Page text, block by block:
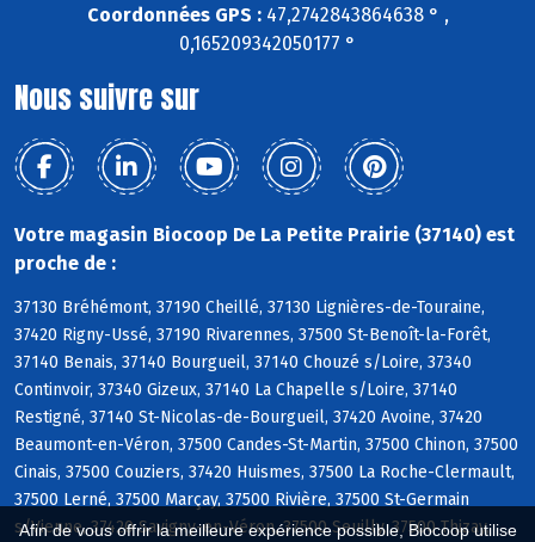
Afin de vous offrir la meilleure expérience possible, Biocoop utilise
Coordonnées GPS :47,2742843864638 ° ,
0,165209342050177 °
Nous suivre sur
Votre magasin Biocoop De La Petite Prairie (37140) est
proche de :
37130 Bréhémont, 37190 Cheillé, 37130 Lignières-de-Touraine,
37420 Rigny-Ussé, 37190 Rivarennes, 37500 St-Benoît-la-Forêt,
37140 Benais, 37140 Bourgueil, 37140 Chouzé s/Loire, 37340
Continvoir, 37340 Gizeux, 37140 La Chapelle s/Loire, 37140
Restigné, 37140 St-Nicolas-de-Bourgueil, 37420 Avoine, 37420
Beaumont-en-Véron, 37500 Candes-St-Martin, 37500 Chinon, 37500
Cinais, 37500 Couziers, 37420 Huismes, 37500 La Roche-Clermault,
37500 Lerné, 37500 Marçay, 37500 Rivière, 37500 St-Germain
s/Vienne, 37420 Savigny-en-Véron, 37500 Seuilly, 37500 Thizay,